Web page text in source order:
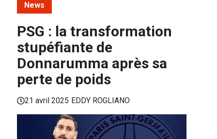
News
PSG : la transformation
stupéfiante de
Donnarumma après sa
perte de poids
21 avril 2025 EDDY ROGLIANO